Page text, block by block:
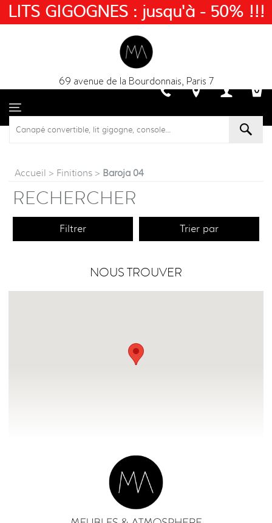
69 avenue de la Bourdonnais, Paris 7
Accueil > Finitions > Baroja 04
RECHERCHER
Filtrer Trier par
NOUS TROUVER
LITS GIGOGNES : jusqu'à - 50% !!!